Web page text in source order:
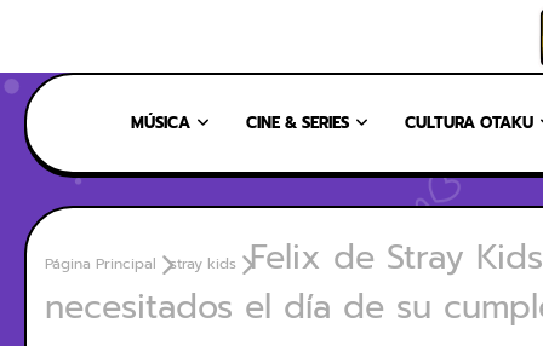
MÚSICA CINE & SERIES CULTURA OTAKU
Página Principal stray kids
Felix de Stray
necesitados el día de su